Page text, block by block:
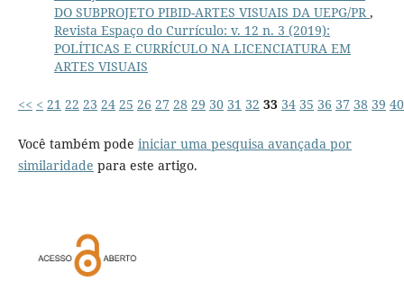
DO SUBPROJETO PIBID-ARTES VISUAIS DA UEPG/PR,
Revista Espaço do Currículo: v. 12 n. 3 (2019):
POLÍTICAS E CURRÍCULO NA LICENCIATURA EM
ARTES VISUAIS
<< < 21 22 23 24 25 26 27 28 29 30 31 32 33 34 35 36 37 38 39 40
Você também pode iniciar uma pesquisa avançada por
similaridade para este artigo.